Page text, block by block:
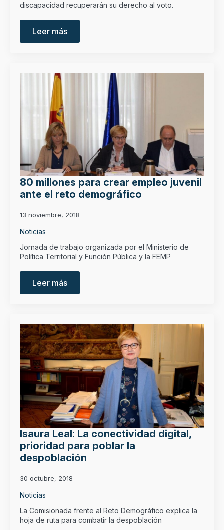
discapacidad recuperarán su derecho al voto.
Leer más
80 millones para crear empleo juvenil
ante el reto demográfico
13 noviembre, 2018
Noticias
Jornada de trabajo organizada por el Ministerio de
Política Territorial y Función Pública y la FEMP
Leer más
Isaura Leal: La conectividad digital,
prioridad para poblar la
despoblación
30 octubre, 2018
Noticias
La Comisionada frente al Reto Demográfico explica la
hoja de ruta para combatir la despoblación